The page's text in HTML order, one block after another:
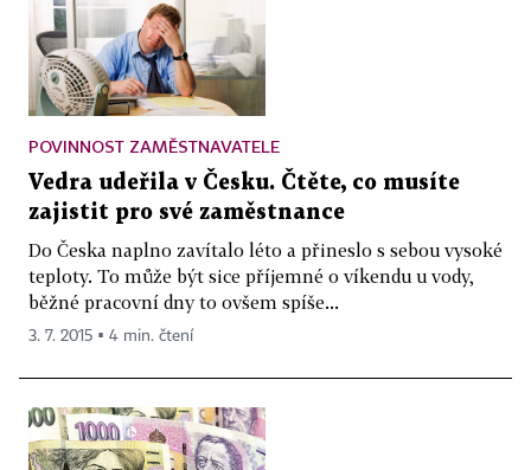
POVINNOST ZAMĚSTNAVATELE
Vedra udeřila v Česku. Čtěte, co musíte
zajistit pro své zaměstnance
Do Česka naplno zavítalo léto a přineslo s sebou vysoké
teploty. To může být sice příjemné o víkendu u vody,
běžné pracovní dny to ovšem spíše...
3. 7. 2015 ▪ 4 min. čtení